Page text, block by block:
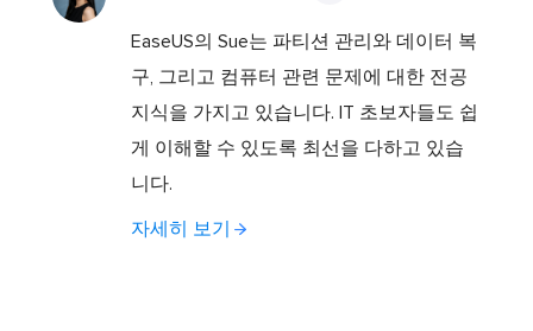
EaseUS의 Sue는 파티션 관리와 데이터 복
구, 그리고 컴퓨터 관련 문제에 대한 전공
지식을 가지고 있습니다. IT 초보자들도 쉽
게 이해할 수 있도록 최선을 다하고 있습
니다.
자세히 보기